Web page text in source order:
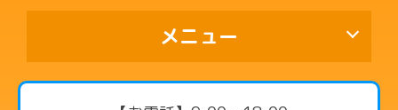
メニュー
代表挨拶